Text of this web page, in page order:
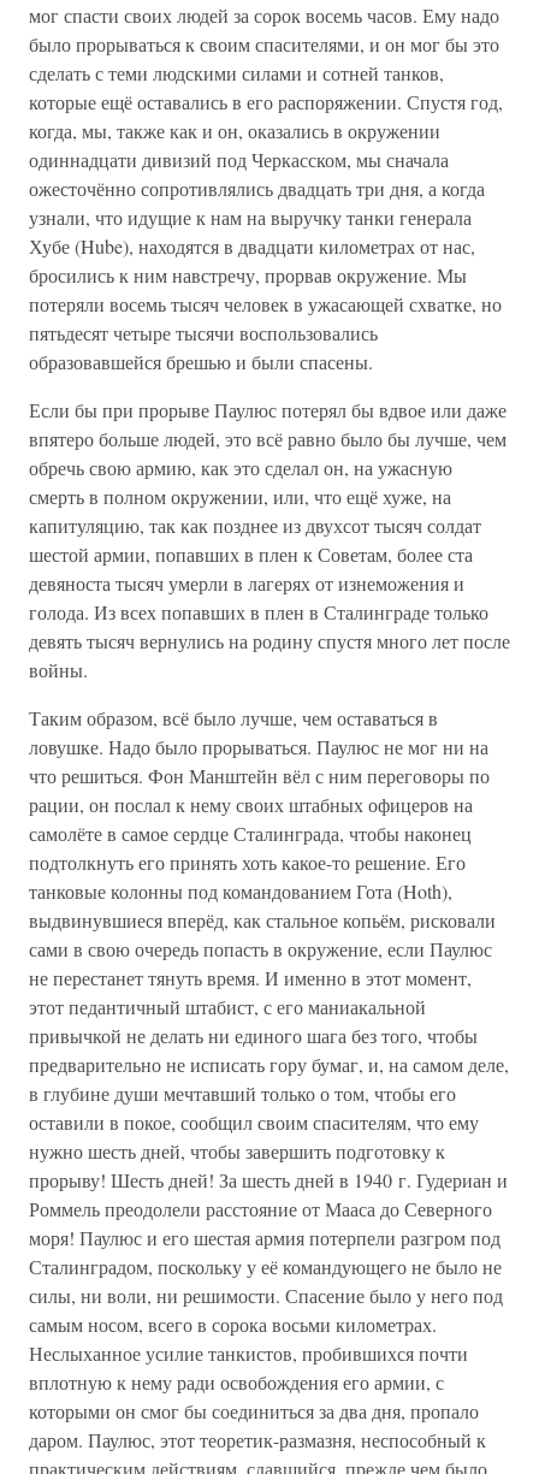
мог спасти своих людей за сорок восемь часов. Ему надо
было прорываться к своим спасителями, и он мог бы это
сделать с теми людскими силами и сотней танков,
которые ещё оставались в его распоряжении. Спустя год,
когда, мы, также как и он, оказались в окружении
одиннадцати дивизий под Черкасском, мы сначала
ожесточённо сопротивлялись двадцать три дня, а когда
узнали, что идущие к нам на выручку танки генерала
Хубе (Hube), находятся в двадцати километрах от нас,
бросились к ним навстречу, прорвав окружение. Мы
потеряли восемь тысяч человек в ужасающей схватке, но
пятьдесят четыре тысячи воспользовались
образовавшейся брешью и были спасены.
Если бы при прорыве Паулюс потерял бы вдвое или даже
впятеро больше людей, это всё равно было бы лучше, чем
обречь свою армию, как это сделал он, на ужасную
смерть в полном окружении, или, что ещё хуже, на
капитуляцию, так как позднее из двухсот тысяч солдат
шестой армии, попавших в плен к Советам, более ста
девяноста тысяч умерли в лагерях от изнеможения и
голода. Из всех попавших в плен в Сталинграде только
девять тысяч вернулись на родину спустя много лет после
войны.
Таким образом, всё было лучше, чем оставаться в
ловушке. Надо было прорываться. Паулюс не мог ни на
что решиться. Фон Манштейн вёл с ним переговоры по
рации, он послал к нему своих штабных офицеров на
самолёте в самое сердце Сталинграда, чтобы наконец
подтолкнуть его принять хоть какое-то решение. Его
танковые колонны под командованием Гота (Hoth),
выдвинувшиеся вперёд, как стальное копьём, рисковали
сами в свою очередь попасть в окружение, если Паулюс
не перестанет тянуть время. И именно в этот момент,
этот педантичный штабист, с его маниакальной
привычкой не делать ни единого шага без того, чтобы
предварительно не исписать гору бумаг, и, на самом деле,
в глубине души мечтавший только о том, чтобы его
оставили в покое, сообщил своим спасителям, что ему
нужно шесть дней, чтобы завершить подготовку к
прорыву! Шесть дней! За шесть дней в 1940 г. Гудериан и
Роммель преодолели расстояние от Мааса до Северного
моря! Паулюс и его шестая армия потерпели разгром под
Сталинградом, поскольку у её командующего не было не
силы, ни воли, ни решимости. Спасение было у него под
самым носом, всего в сорока восьми километрах.
Неслыханное усилие танкистов, пробившихся почти
вплотную к нему ради освобождения его армии, с
которыми он смог бы соединиться за два дня, пропало
даром. Паулюс, этот теоретик-размазня, неспособный к
практическим действиям, сдавшийся, прежде чем было